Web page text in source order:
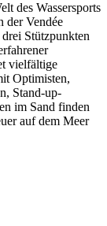
des Wassersports
der Vendée
Stützpunkten
vielfältige
Optimisten,
Stand-up-
im Sand finden
auf dem Meer